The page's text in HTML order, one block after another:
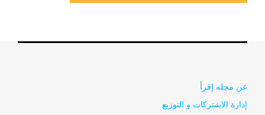
عن مجله إقرأ
إدارة الاشتركات و التوزيع